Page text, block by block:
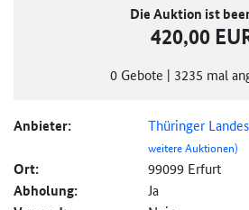
Die Auktion ist
420,00
0 Gebote | 3235 mal
Anbieter: Thüringer
weitere Auktionen)
Ort: 99099 Erfurt
Abholung: Ja